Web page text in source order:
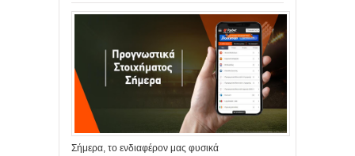
Σήμερα, το ενδιαφέρον μας φυσικά